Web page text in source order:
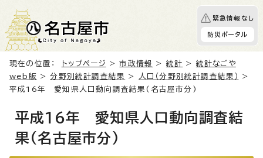
緊急情報なし
防災ポータル
現在の位置： トップページ >市政情報 > 統計 > 統計なごや
web版 >分野別統計調査結果 > 人口（分野別統計調査結果）
>
平成16年 愛知県人口動向調査結果(名古屋市分)
平成16年 愛知県人口動向調査結
果(名古屋市分)